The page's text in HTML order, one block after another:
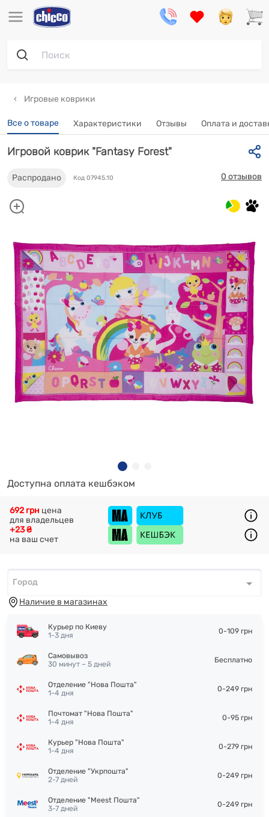
Игровые коврики
Все о товаре Характеристики Отзывы Оплата и
Игровой коврик "Fantasy Forest"
Распродано Код 07945.10 0 отзывов
Доступна оплата кешбэком
+23 ₴
на ваш счет
692 грн цена
для владельцев
Город*
Город
Наличие в магазинах
Курьер по Киеву
1-3 дня
0-109 грн
Самовывоз
30 минут – 5 дней
Бесплатно
Отделение "Нова Пошта"
1-4 дня
0-249 грн
Почтомат "Нова Пошта"
1-4 дня
0-95 грн
Курьер "Нова Пошта"
1-4 дня
0-279 грн
Отделение "Укрпошта"
2-7 дней
0-249 грн
Отделение "Meest Пошта"
3-7 дней
0-249 грн